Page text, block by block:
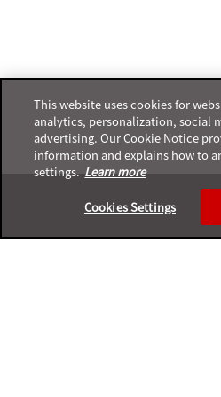
Footer
This website uses cookies for
analytics, personalization, social
advertising. Our Cookie Notice
information and explains how to
settings. Learn more
Cookies Settings